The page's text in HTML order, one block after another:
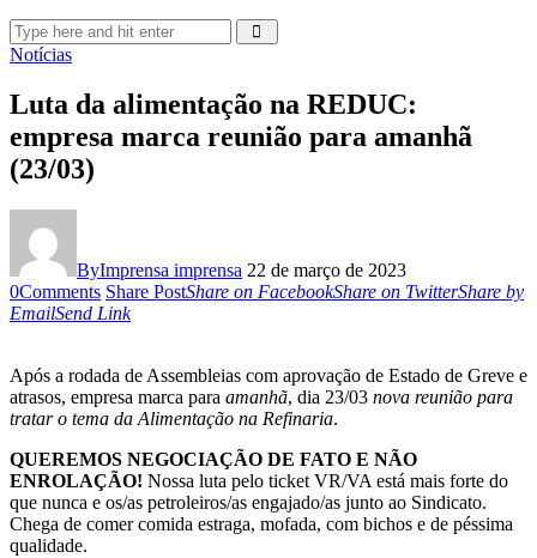
Notícias
Luta da alimentação na REDUC:
empresa marca reunião para amanhã
(23/03)
ByImprensa imprensa 22 de março de 2023
0Comments Share PostShare on FacebookShare on TwitterShare by
EmailSend Link
Após a rodada de Assembleias com aprovação de Estado de Greve e
atrasos, empresa marca para amanhã, dia 23/03 nova reunião para
tratar o tema da Alimentação na Refinaria.
QUEREMOS NEGOCIAÇÃO DE FATO E NÃO
ENROLAÇÃO! Nossa luta pelo ticket VR/VA está mais forte do
que nunca e os/as petroleiros/as engajado/as junto ao Sindicato.
Chega de comer comida estraga, mofada, com bichos e de péssima
qualidade.